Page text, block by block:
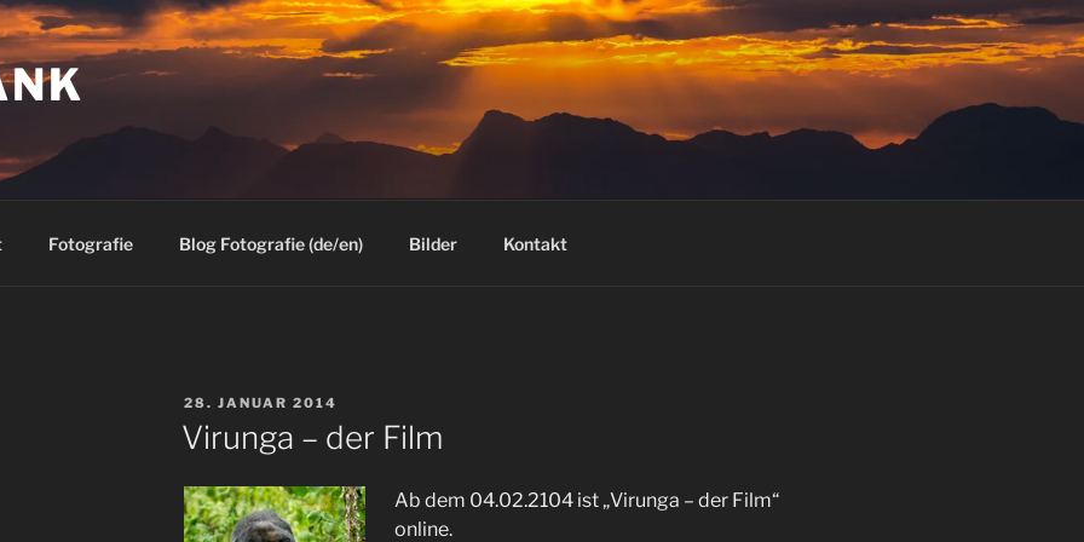
Fotografie Blog Fotografie (de/en) Bilder Kontakt
VERÖFFENTLICHT
AM
28. JANUAR 2014
Virunga – der Film
Ab dem 04.02.2104 ist „Virunga – der Film“
online.